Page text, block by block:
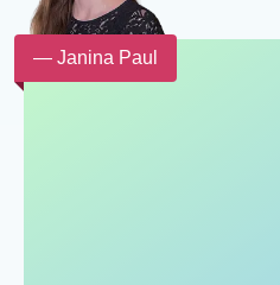
— Janina Paul